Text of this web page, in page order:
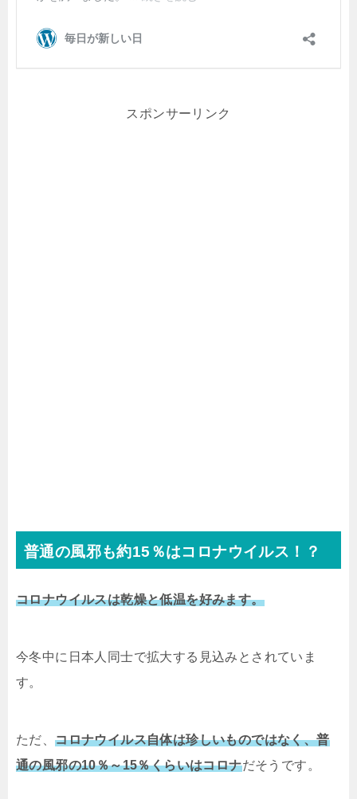
スポンサーリンク
普通の風邪も約15％はコロナウイルス！？
コロナウイルスは乾燥と低温を好みます。
今冬中に日本人同士で拡大する見込みとされていま
す。
ただ、コロナウイルス自体は珍しいものではなく、普
通の風邪の10％～15％くらいはコロナだそうです。